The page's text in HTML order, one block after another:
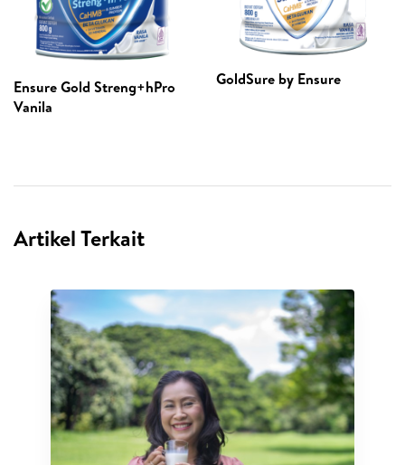
Ensure Gold Streng+hPro
Vanila
GoldSure by Ensure
Artikel Terkait